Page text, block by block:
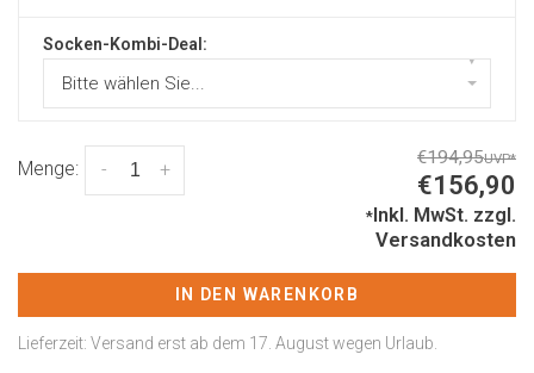
Socken-Kombi-Deal:
Bitte wählen Sie...
▾
Menge: +
-
€194,95UVP*
€156,90
*Inkl. MwSt. zzgl.
Versandkosten
IN DEN WARENKORB
Lieferzeit: Versand erst ab dem 17. August wegen Urlaub.